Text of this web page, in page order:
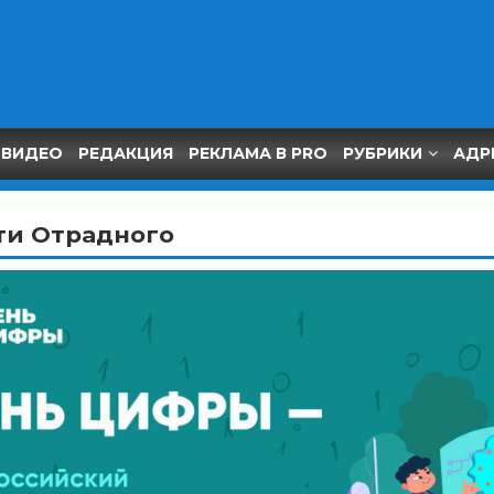
ВИДЕО РЕДАКЦИЯ РЕКЛАМА В PRO РУБРИКИ
Отрадного